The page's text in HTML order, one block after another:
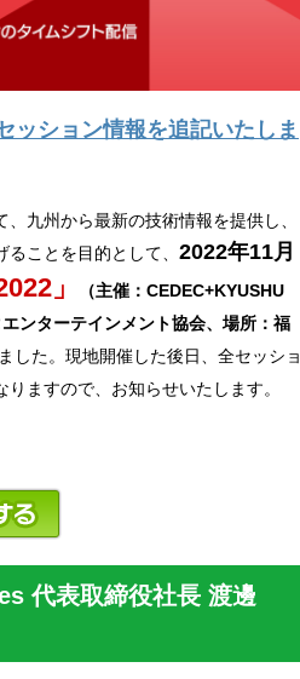
ッション情報を追記いたしま
九州から最新の技術情報を提供し、
ことを目的として、 2022年11月
」
（主催：CEDEC+KYUSHU
ンターテインメント協会、場所：福
した。現地開催した後日、全セッショ
ますので、お知らせいたします。
代表取締役社長 渡邊